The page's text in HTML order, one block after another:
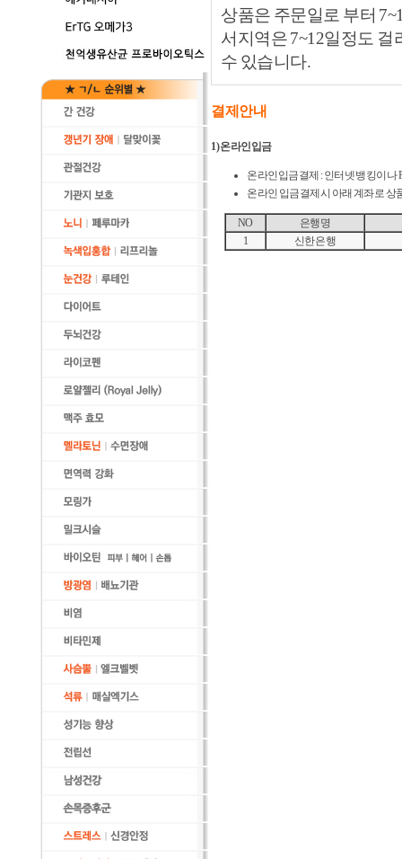
상품은 주문일로 부터
서지역은 7~12일정도
수 있습니다.
결제안내
1) 온라인입금
온라인입금결제 : 인터넷 뱅킹이나
온라인 입금결제시 아래 계좌로 상
NO
은행명
1
신한은행